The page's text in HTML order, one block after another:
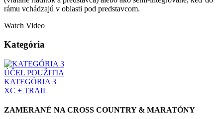
rámu vchádzajú v oblasti pod predstavcom.
Watch Video
Kategória
ÚČEL POUŽITIA
KATEGÓRIA 3
XC + TRAIL
ZAMERANÉ NA CROSS COUNTRY & MARATÓNY